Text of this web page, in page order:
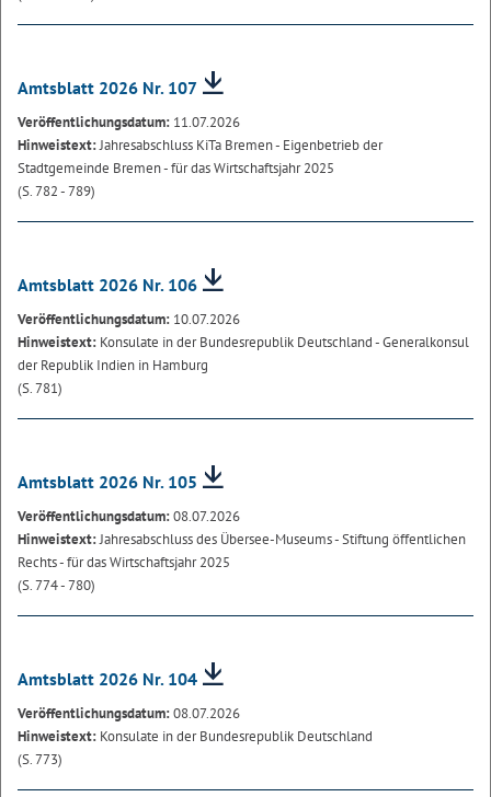
Amtsblatt 2026 Nr. 107
Veröffentlichungsdatum: 11.07.2026
Hinweistext:Jahresabschluss KiTa Bremen - Eigenbetrieb der
Stadtgemeinde Bremen - für das Wirtschaftsjahr 2025
(S. 782 - 789)
Amtsblatt 2026 Nr. 106
Veröffentlichungsdatum: 10.07.2026
Hinweistext: Konsulate in der Bundesrepublik Deutschland - Generalkonsul
der Republik Indien in Hamburg
(S. 781)
Amtsblatt 2026 Nr. 105
Veröffentlichungsdatum:08.07.2026
Hinweistext:Jahresabschluss des Übersee-Museums - Stiftung öffentlichen
Rechts - für das Wirtschaftsjahr 2025
(S. 774 - 780)
Amtsblatt 2026 Nr. 104
Veröffentlichungsdatum:08.07.2026
Hinweistext: Konsulate in der Bundesrepublik Deutschland
(S. 773)